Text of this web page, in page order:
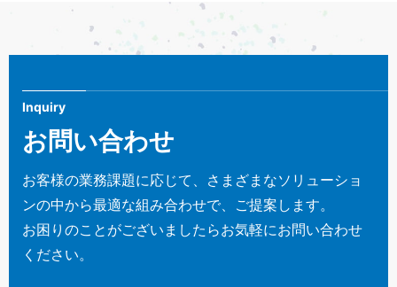
Inquiry
お問い合わせ
お客様の業務課題に応じて、さまざまなソリューショ
ンの中から最適な組み合わせで、ご提案します。
お困りのことがございましたらお気軽にお問い合わせ
ください。